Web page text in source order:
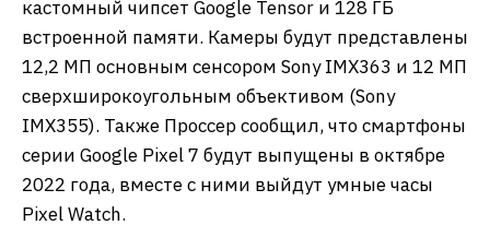
кастомный чипсет Google Tensor и 128 ГБ
встроенной памяти. Камеры будут представлены
12,2 МП основным сенсором Sony IMX363 и 12 МП
сверхширокоугольным объективом (Sony
IMX355). Также Проссер сообщил, что смартфоны
серии Google Pixel 7 будут выпущены в октябре
2022 года, вместе с ними выйдут умные часы
Pixel Watch.